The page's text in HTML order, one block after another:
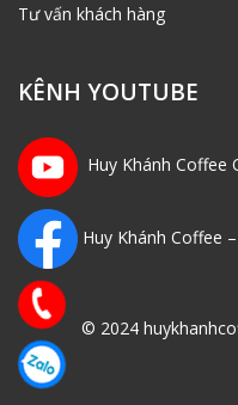
Tư vấn khách hàng
KÊNH YOUTUBE
Huy Khánh Coffee
Huy Khánh Coffee
© 2024